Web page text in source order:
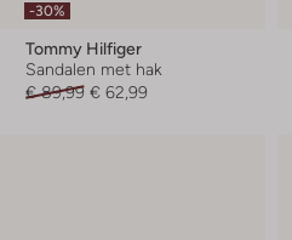
-30%
Tommy Hilfiger
Sandalen met hak
€ 89,99 € 62,99